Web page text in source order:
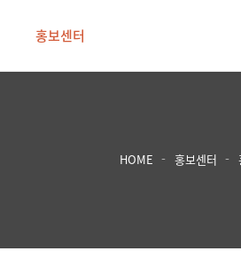
홍보센터
HOME 홍보센터